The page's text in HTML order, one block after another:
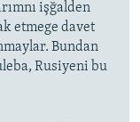
işğalden
etmege davet
Bundan
Rusiyeni bu